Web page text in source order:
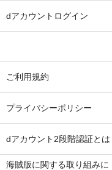
dアカウントログイン
ご利用規約
プライバシーポリシー
dアカウント2段階認証とは
海賊版に関する取り組みに